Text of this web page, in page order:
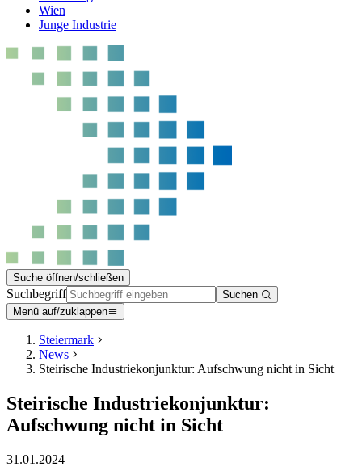
Wien
Junge Industrie
Suche öffnen/schließen
Suchbegriff
Suchen
Menü auf/zuklappen
Steiermark
News
Steirische Industriekonjunktur: Aufschwung nicht in Sicht
Steirische Industriekonjunktur:
Aufschwung nicht in Sicht
31.01.2024